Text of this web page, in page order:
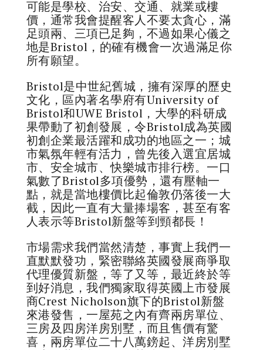
可能是學校、治安、交通、就業或樓
價，通常我會提醒客人不要太貪心，滿
足頭兩、三項已足夠，不過如果心儀之
地是Bristol，的確有機會一次過滿足你
所有願望。
Bristol是中世紀舊城，擁有深厚的歷史
文化，區內著名學府有University of
Bristol和UWE Bristol，大學的科研成
果帶動了初創發展，令Bristol成為英國
初創企業最活躍和成功的地區之一；城
市氣氛年輕有活力，曾先後入選宜居城
市、安全城市、快樂城市排行榜。一口
氣數了Bristol多項優勢，還有壓軸一
點，就是當地樓價比起倫敦仍落後一大
截，因此一直有大量捧場客，甚至有客
人表示等Bristol新盤等到頸都長！
市場需求我們當然清楚，事實上我們一
直默默發功，緊密聯絡英國發展商爭取
代理優質新盤，等了又等，最近終於等
到好消息，我們獨家取得英國上市發展
商Crest Nicholson旗下的Bristol新盤
來港發售，一屋苑之內有齊兩房單位、
三房及四房洋房別墅，而且售價有驚
喜，兩房單位二十八萬鎊起、洋房別墅